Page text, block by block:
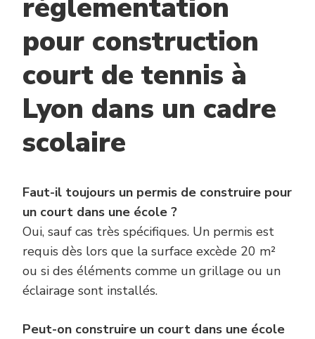
règlementation
pour construction
court de tennis à
Lyon dans un cadre
scolaire
Faut-il toujours un permis de construire pour
un court dans une école ?
Oui, sauf cas très spécifiques. Un permis est
requis dès lors que la surface excède 20 m²
ou si des éléments comme un grillage ou un
éclairage sont installés.
Peut-on construire un court dans une école